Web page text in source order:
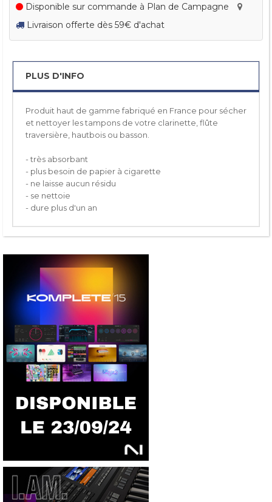
Disponible sur commande à Plan de Campagne
Livraison offerte dès 59€ d'achat
PLUS D'INFO
Produit haut de gamme fabriqué en France pour sécher
et nettoyer les tampons de votre clarinette, flûte
traversière, hautbois ou basson.
- très absorbant
- plus besoin de papier à cigarette
- ne laisse aucun résidu
- se nettoie
- dure plus d'un an